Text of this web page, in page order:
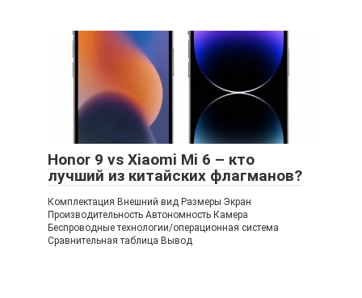
Honor 9 vs Xiaomi Mi 6 – кто
лучший из китайских флагманов?
Комплектация Внешний вид Размеры Экран
Производительность Автономность Камера
Беспроводные технологии/операционная система
Сравнительная таблица Вывод